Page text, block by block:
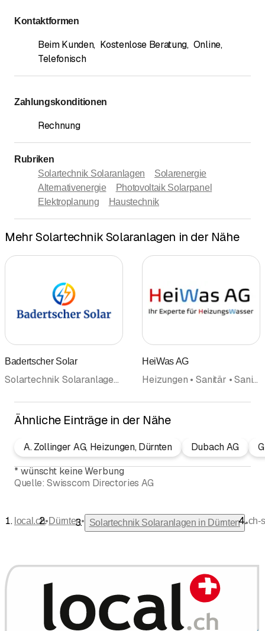
Kontaktformen
Beim Kunden, Kostenlose Beratung, Online,
Telefonisch
Zahlungskonditionen
Rechnung
Rubriken
Solartechnik Solaranlagen
Solarenergie
Alternativenergie
Photovoltaik Solarpanel
Elektroplanung
Haustechnik
Mehr Solartechnik Solaranlagen in der Nähe
Badertscher Solar
Solartechnik Solaranlagen • Solarenergie • Photovoltaik Solarpanel • Haustechnik
HeiWas AG
Heizungen • Sanitär • Sanitäre Anlagen und Installationen • Lüftung • Haustechnik • Wärmepumpen • Service • Solartechnik Solaranlagen
Ähnliche Einträge in der Nähe
A. Zollinger AG, Heizungen, Dürnten Dubach AG
*wünscht keine Werbung
Quelle: Swisscom Directories AG
local.ch•Dürnten• Solartechnik Solaranlagen in Dürnten •ch-